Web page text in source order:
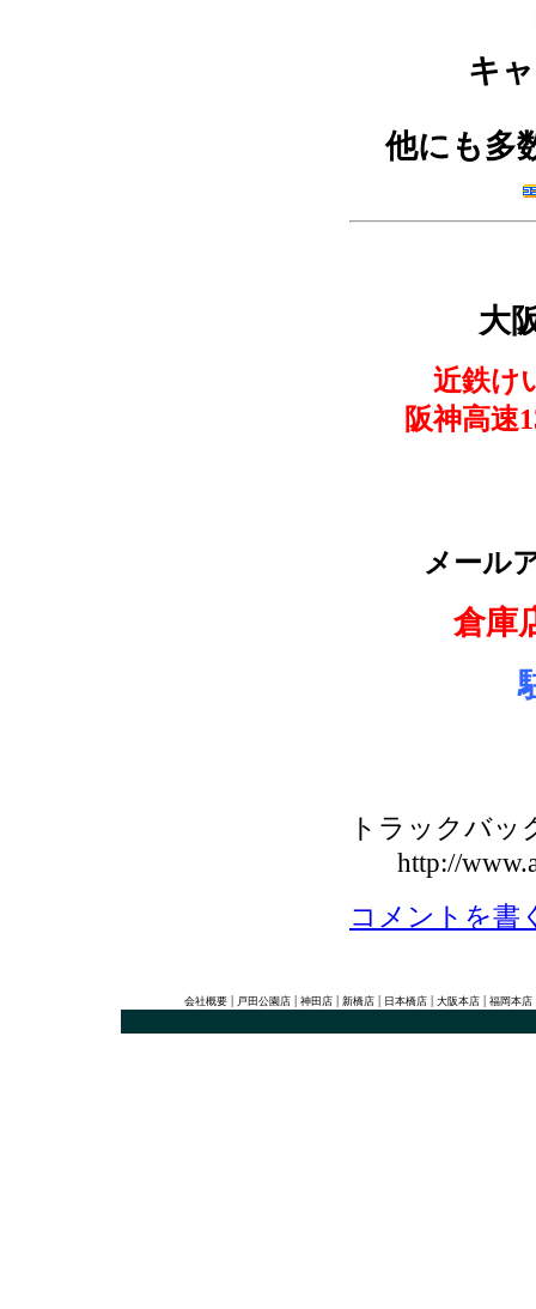
キ
他にも多
大
近鉄け
阪神高
メール
倉庫
トラックバッ
http://
コメントを書
会社概要 戸田公園店 神田店 新橋店 日本橋店 大阪本店 福岡本店